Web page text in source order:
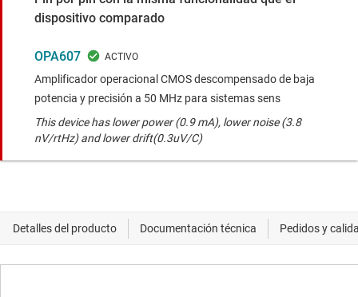
dispositivo comparado
OPA607
Amplificador operacional CMOS descompensado de baja
potencia y precisión a 50 MHz para sistemas sens
This device has lower power (0.9 mA), lower noise (3.8
nV/rtHz) and lower drift(0.3uV/C)